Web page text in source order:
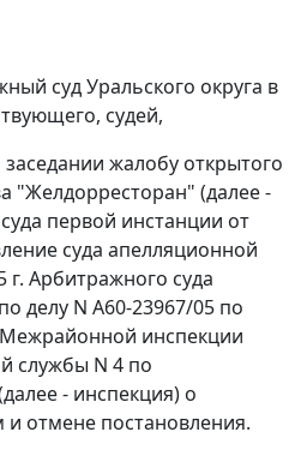
суд Уральского округа в
судей,
жалобу открытого
"Желдорресторан" (далее -
первой инстанции от
суда апелляционной
г. Арбитражного суда
делу N А60-23967/05 по
инспекции
службы N 4 по
- инспекция) о
отмене постановления.